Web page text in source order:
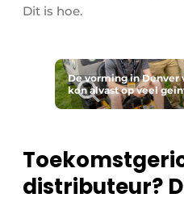
Dit is hoe.
De vorming in Denver
kon alvast op veel
distributeur?